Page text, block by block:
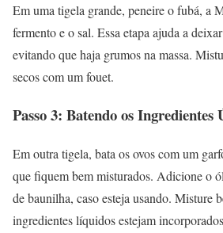
Em uma tigela grande, peneire o fubá, a
fermento e o sal. Essa etapa ajuda a
evitando que haja grumos na massa.
secos com um fouet.
Passo 3: Batendo os Ingredientes
Em outra tigela, bata os ovos com um
que fiquem bem misturados. Adicione o
de baunilha, caso esteja usando. Misture
ingredientes líquidos estejam